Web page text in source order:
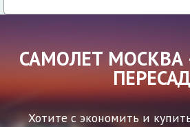
САМОЛЕТ МОСКВА
Хотите с экономить и